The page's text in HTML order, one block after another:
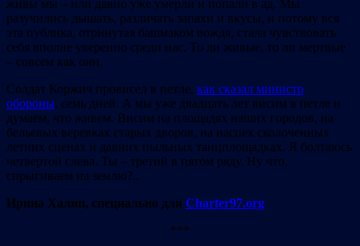
живы мы – или давно уже умерли и попали в ад. Мы
разучились дышать, различать запахи и вкусы, и потому вся
эта публика, отринутая башмаком вождя, стала чувствовать
себя вполне уверенно среди нас. То ли живые, то ли мертвые
– совсем как они.
Солдат Коржич провисел в петле, как сказал министр
обороны, семь дней. А мы уже двадцать лет висим в петле и
думаем, что живем. Висим на площадях наших городов, на
бельевых веревках старых дворов, на наспех сколоченных
летних сценах и давних пыльных танцплощадках. Я болтаюсь
четвертой слева. Ты – третий в пятом ряду. Ну что,
спрыгиваем на землю?..
Ирина Халип, специально для Charter97.org
***